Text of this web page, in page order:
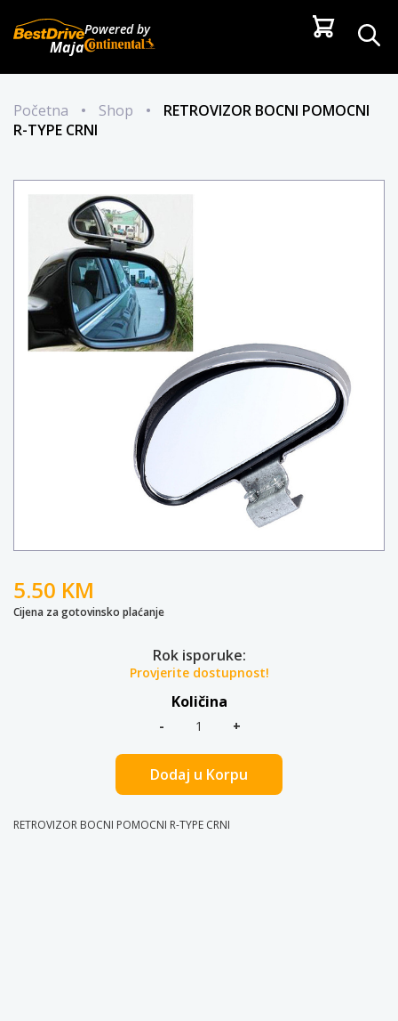
Maja
Powered by
Početna • Shop •
RETROVIZOR BOCNI POMOCNI
R-TYPE CRNI
5.50 KM
Cijena za gotovinsko plaćanje
Rok isporuke:
Provjerite dostupnost!
Količina
Dodaj u Korpu
RETROVIZOR BOCNI POMOCNI R-TYPE CRNI